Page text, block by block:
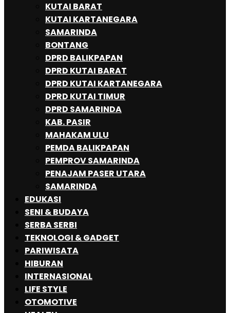
KUTAI BARAT
KUTAI KARTANEGARA
SAMARINDA
BONTANG
DPRD BALIKPAPAN
DPRD KUTAI BARAT
DPRD KUTAI KARTANEGARA
DPRD KUTAI TIMUR
DPRD SAMARINDA
KAB. PASIR
MAHAKAM ULU
PEMDA BALIKPAPAN
PEMPROV SAMARINDA
PENAJAM PASER UTARA
SAMARINDA
EDUKASI
SENI & BUDAYA
SERBA SERBI
TEKNOLOGI & GADGET
PARIWISATA
HIBURAN
INTERNASIONAL
LIFE STYLE
OTOMOTIVE